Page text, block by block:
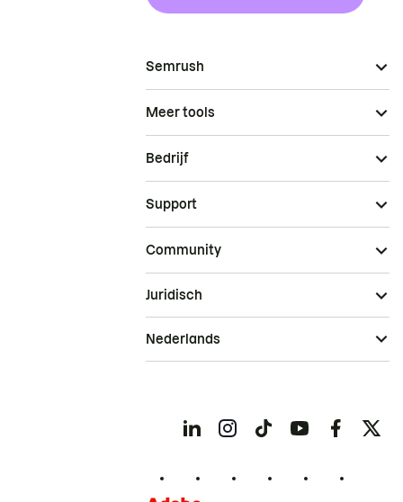
Semrush
Meer tools
Bedrijf
Support
Community
Juridisch
Nederlands